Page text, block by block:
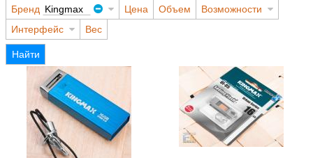
Бренд Kingmax Цена Объем
Возможности
Интерфейс
Вес
Найти